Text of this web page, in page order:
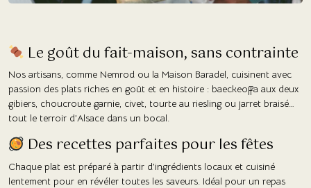
Le goût du fait-maison, sans contrainte
Nos artisans, comme Nemrod ou la Maison Baradel, cuisinent avec
passion des plats riches en goût et en histoire : baeckeoffa aux deux
gibiers, choucroute garnie, civet, tourte au riesling ou jarret braisé…
tout le terroir d’Alsace dans un bocal.
Des recettes parfaites pour les fêtes
Chaque plat est préparé à partir d’ingrédients locaux et cuisiné
lentement pour en révéler toutes les saveurs. Idéal pour un repas